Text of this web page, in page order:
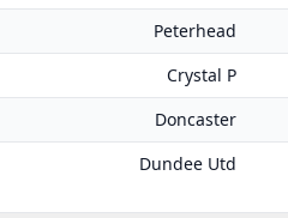
Peterhead
Crystal P
Doncaster
Dundee Utd